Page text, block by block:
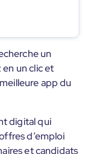
un
un clic et
app du
digital qui
d’emploi
et candidats